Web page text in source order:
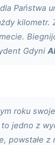
Państwa
Gdyni
roku
jedno z
powstałe